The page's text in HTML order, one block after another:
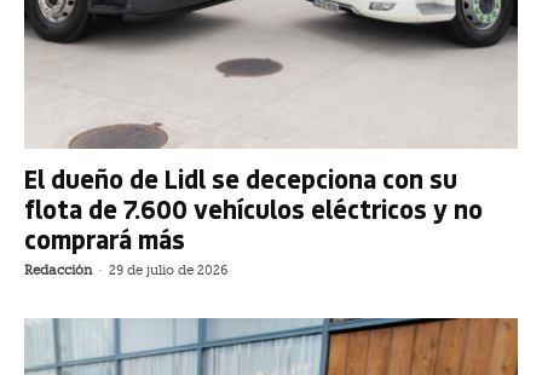
El dueño de Lidl se decepciona con su
flota de 7.600 vehículos eléctricos y no
comprará más
Redacción - 29 de julio de 2026